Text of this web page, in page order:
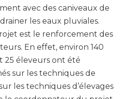
avec des caniveaux de
les eaux pluviales.
est le renforcement des
En effet, environ 140
25 éleveurs ont été
sur les techniques de
les techniques d’élevages